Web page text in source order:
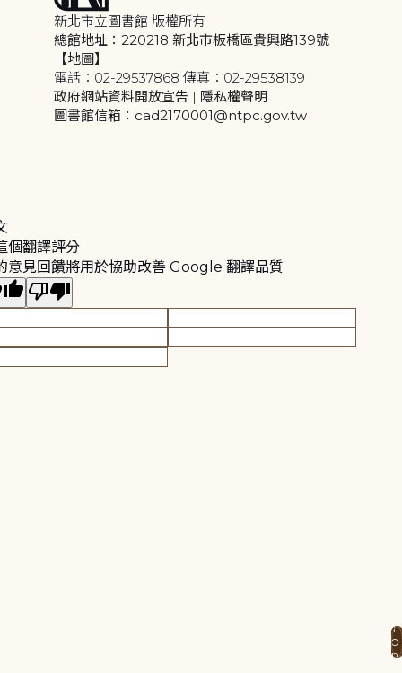
新北市立圖書館 版權所有
總館地址：220218 新北市板橋區貴興路139號
【地圖】
電話：02-29537868 傳真：02-29538139
政府網站資料開放宣告 | 隱私權聲明
圖書館信箱：cad2170001@ntpc.gov.tw
個翻譯評分
意見回饋將用於協助改善 Google 翻譯品質